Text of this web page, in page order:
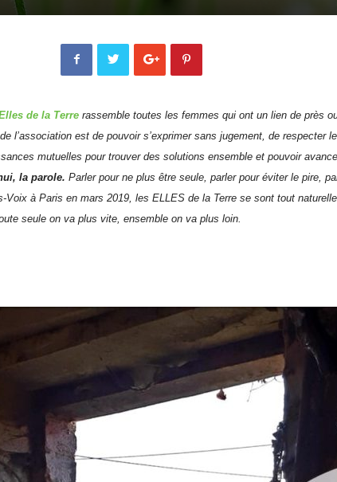
de la Terre rassemble toutes les femmes qui ont un lien de près
l’association est de pouvoir s’exprimer sans jugement, de respecter
mutuelles pour trouver des solutions ensemble et pouvoir
la parole. Parler pour ne plus être seule, parler pour éviter le pire,
Voix à Paris en mars 2019, les ELLES de la Terre se sont tout
seule on va plus vite, ensemble on va plus loin.